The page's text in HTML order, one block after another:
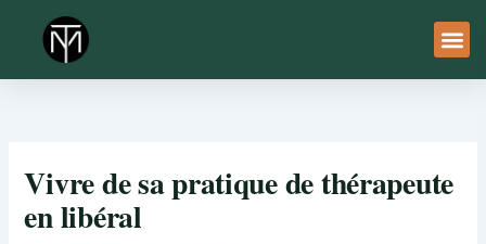
contenu
Vivre de sa pratique de thérapeute
en libéral